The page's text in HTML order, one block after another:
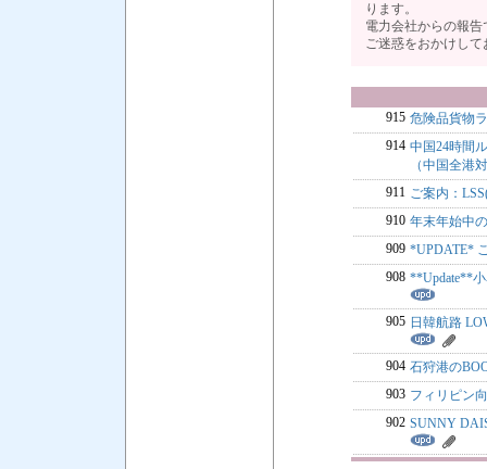
ります。
電力会社からの報
ご迷惑をおかけし
915 危険品貨物
914 中国24時間
（中国全港
911 ご案内：
910 年末年始中
909 *UPDATE*
908 **Update**
905 日韓航路
904 石狩港の
903 フィリピン
902 SUNNY